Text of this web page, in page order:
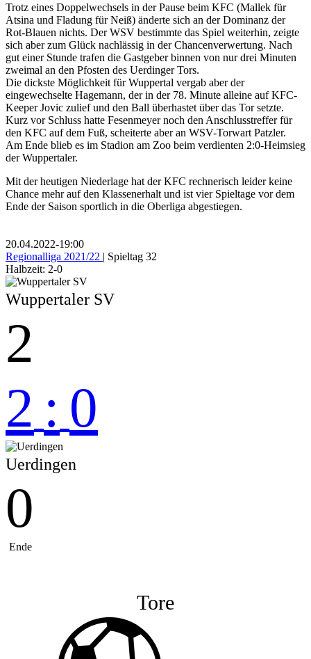
Trotz eines Doppelwechsels in der Pause beim KFC (Mallek für
Atsina und Fladung für Neiß) änderte sich an der Dominanz der
Rot-Blauen nichts. Der WSV bestimmte das Spiel weiterhin, zeigte
sich aber zum Glück nachlässig in der Chancenverwertung. Nach
gut einer Stunde trafen die Gastgeber binnen von nur drei Minuten
zweimal an den Pfosten des Uerdinger Tors.
Die dickste Möglichkeit für Wuppertal vergab aber der
eingewechselte Hagemann, der in der 78. Minute alleine auf KFC-
Keeper Jovic zulief und den Ball überhastet über das Tor setzte.
Kurz vor Schluss hatte Fesenmeyer noch den Anschlusstreffer für
den KFC auf dem Fuß, scheiterte aber an WSV-Torwart Patzler.
Am Ende blieb es im Stadion am Zoo beim verdienten 2:0-Heimsieg
der Wuppertaler.
Mit der heutigen Niederlage hat der KFC rechnerisch leider keine
Chance mehr auf den Klassenerhalt und ist vier Spieltage vor dem
Ende der Saison sportlich in die Oberliga abgestiegen.
20.04.2022-19:00
Regionalliga 2021/22 | Spieltag 32
Halbzeit: 2-0
Wuppertaler SV
2
2 : 0
Uerdingen
0
Ende
Tore